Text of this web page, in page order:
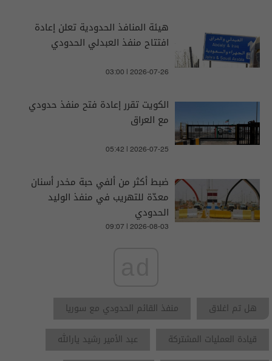
هيئة المنافذ الحدودية تعلن إعادة
افتتاح منفذ العبدلي الحدودي
03:00 | 2026-07-26
الكويت تقرر إعادة فتح منفذ حدودي
مع العراق
05:42 | 2026-07-25
ضبط أكثر من ألفي حبة مخدر أسنان
معدّة للتهريب في منفذ الوليد
الحدودي
09:07 | 2026-08-03
هل تم اغلاق
منفذ القائم الحدودي مع سوريا
قيادة العمليات المشتركة
عبد الأمير رشيد يارالله